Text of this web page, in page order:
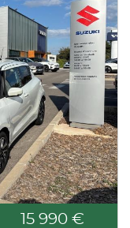
15 990 €